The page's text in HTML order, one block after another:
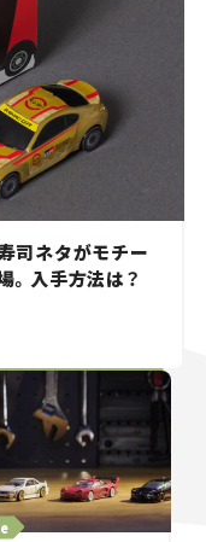
司ネタがモチー
。入手方法は？